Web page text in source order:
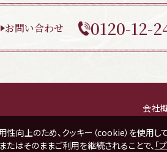
お問い合わせ 0120-12-
会社
性向上のため、クッキー（cookie）を使用し
またはそのままご利用を継続されることで、 「